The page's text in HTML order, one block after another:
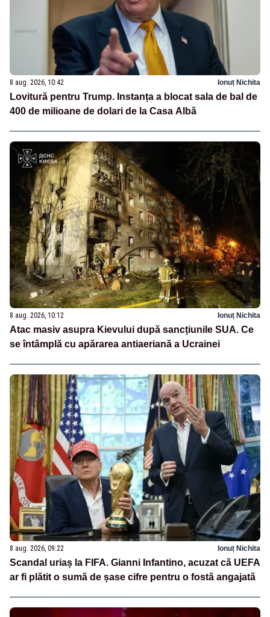
8 aug. 2026, 10:42 Ionuț Nichita
Lovitură pentru Trump. Instanța a blocat sala de bal de
400 de milioane de dolari de la Casa Albă
8 aug. 2026, 10:12 Ionuț Nichita
Atac masiv asupra Kievului după sancțiunile SUA. Ce
se întâmplă cu apărarea antiaeriană a Ucrainei
8 aug. 2026, 09:22 Ionuț Nichita
Scandal uriaș la FIFA. Gianni Infantino, acuzat că UEFA
ar fi plătit o sumă de șase cifre pentru o fostă angajată